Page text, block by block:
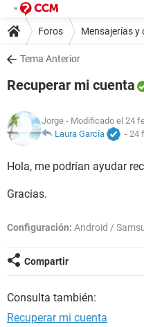
Foros Mensajerías y
Tema Anterior
Recuperar mi cuenta
Jorge - Modificado el 24
Laura García
- 24
Hola, me podrían ayudar
Gracias.
Configuración: Android /
Compartir
Consulta también:
Recuperar mi cuenta